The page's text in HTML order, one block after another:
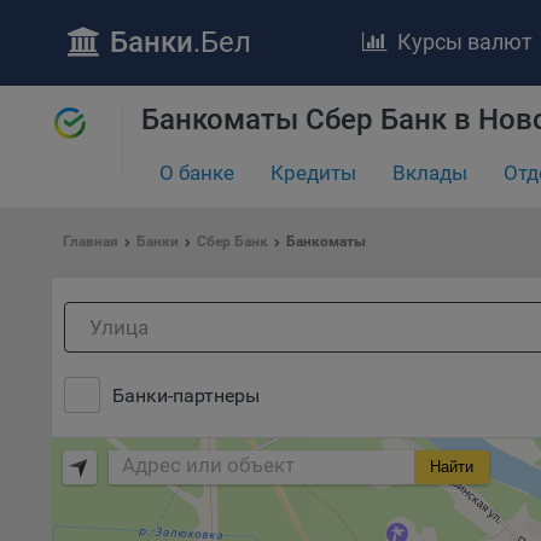
Банки.Бел Курсы валют
Банкоматы Сбер Банк в
О банке Кредиты Вклады
Главная Банки Сбер Банк Банкоматы
Банки-партнеры
Найти